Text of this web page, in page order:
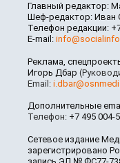
Главный редактор:
Шеф-редактор: Иван
Телефон редакции:
E-mail:
Реклама,
Игорь Дбар
Email:
Дополнительные
Телефон: +7 495 004-
Сетевое издание
зарегистрировано